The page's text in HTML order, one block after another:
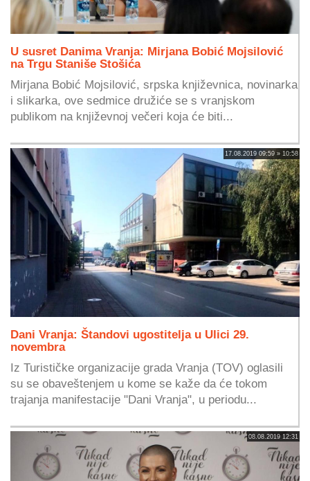
U susret Danima Vranja: Mirjana Bobić Mojsilović
na Trgu Staniše Stošića
Mirjana Bobić Mojsilović, srpska književnica, novinarka
i slikarka, ove sedmice družiće se s vranjskom
publikom na književnoj večeri koja će biti...
17.08.2019 09:59 » 10:58
Dani Vranja: Štandovi ugostitelja u Ulici 29.
novembra
Iz Turističke organizacije grada Vranja (TOV) oglasili
su se obaveštenjem u kome se kaže da će tokom
trajanja manifestacije "Dani Vranja", u periodu...
08.08.2019 12:31